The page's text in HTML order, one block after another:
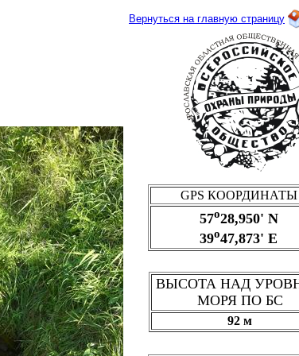
Вернуться на главную страницу
ВЫСОТА НАД
МОРЯ ПО БС
92 м
GPS КООРДИНАТЫ
57о28,950' N
39о47,873' E